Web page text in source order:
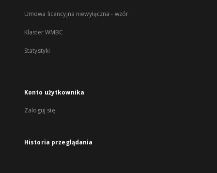
Umowa licencyjna niewyłączna - wzór
Klaster WMBC
Statystyki
Konto użytkownika
Zaloguj się
Historia przeglądania